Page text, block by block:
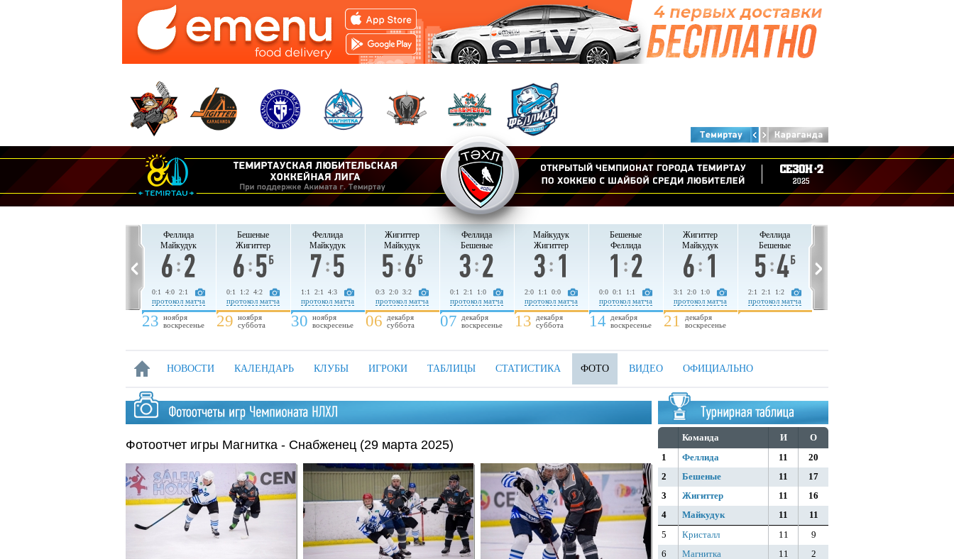
Феллида
Майкудук
0:1 4:0 2:1
протокол матча
23 ноября
воскресенье
Бешеные
Жигиттер
0:1 1:2 4:2
протокол матча
29 ноября
суббота
Феллида
Майкудук
1:1 2:1 4:3
протокол матча
30 ноября
воскресенье
Жигиттер
Майкудук
0:3 2:0 3:2
протокол матча
06
декабря
суббота
Феллида
Бешеные
0:1 2:1 1:0
протокол матча
07
декабря
воскресенье
Майкудук
Жигиттер
2:0 1:1 0:0
протокол матча
13
декабря
суббота
Бешеные
Феллида
0:0 0:1 1:1
протокол матча
14
декабря
воскресенье
Жигиттер
Майкудук
3:1 2:0 1:0
протокол матча
21
декабря
воскресенье
Феллида
Бешеные
2:1 2:1 1:2
протокол матча
НОВОСТИ КАЛЕНДАРЬ КЛУБЫ ИГРОКИ ТАБЛИЦЫ СТАТИСТИКА ФОТО ВИДЕО ОФИЦИАЛЬНО
Фотоотчет игры Магнитка - Снабженец (29 марта 2025)
Команда И
О
1
Феллида 11
20
2
Бешеные 11
17
3
Жигиттер 11
16
4
Майкудук 11
11
5
Кристалл 11
9
6
Магнитка 11
2